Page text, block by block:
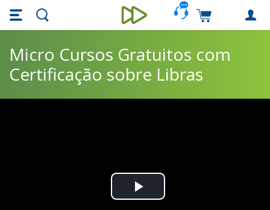
Skip main navigation
Skip to main content
Unieducar
Carrinho de
Micro Cursos Gratuitos com
Certificação sobre Libras
Play